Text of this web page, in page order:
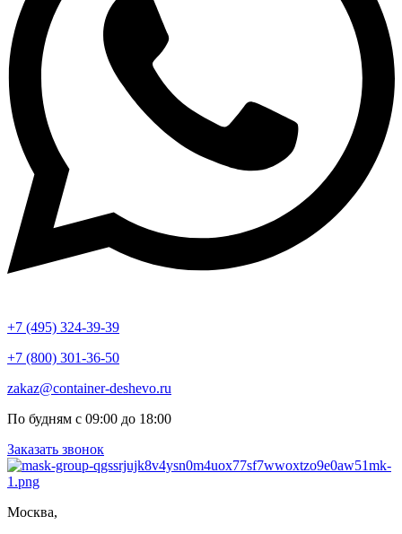
+7 (495) 324-39-39
+7 (800) 301-36-50
zakaz@container-deshevo.ru
По будням с 09:00 до 18:00
Заказать звонок
Москва,